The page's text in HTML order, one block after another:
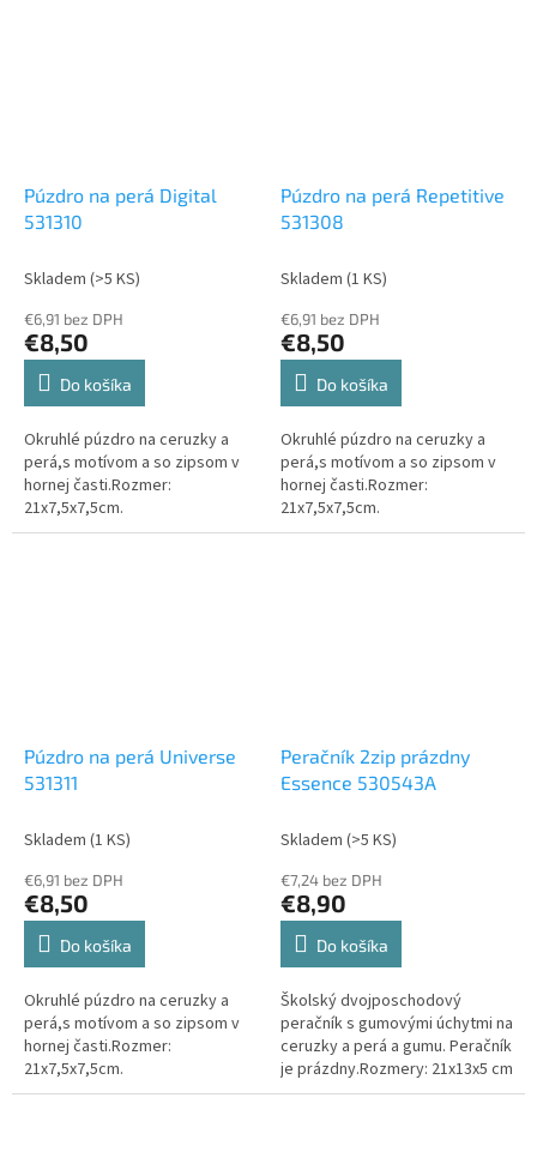
Púzdro na perá Digital
531310
Skladem (>5 KS)
€6,91 bez DPH
€8,50
Do košíka
Okruhlé púzdro na ceruzky a
perá,s motívom a so zipsom v
hornej časti.Rozmer:
21x7,5x7,5cm.
Púzdro na perá Repetitive
531308
Skladem (1 KS)
€6,91 bez DPH
€8,50
Do košíka
Okruhlé púzdro na ceruzky a
perá,s motívom a so zipsom v
hornej časti.Rozmer:
21x7,5x7,5cm.
Púzdro na perá Universe
531311
Skladem (1 KS)
€6,91 bez DPH
€8,50
Do košíka
Okruhlé púzdro na ceruzky a
perá,s motívom a so zipsom v
hornej časti.Rozmer:
21x7,5x7,5cm.
Peračník 2zip prázdny
Essence 530543A
Skladem (>5 KS)
€7,24 bez DPH
€8,90
Do košíka
Školský dvojposchodový
peračník s gumovými úchytmi na
ceruzky a perá a gumu. Peračník
je prázdny.Rozmery: 21x13x5 cm